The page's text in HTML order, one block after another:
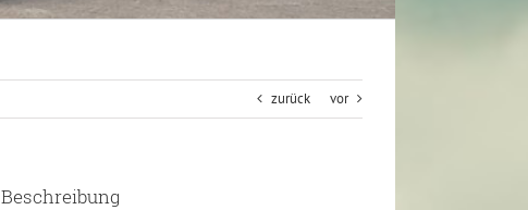
zurück vor
Beschreibung